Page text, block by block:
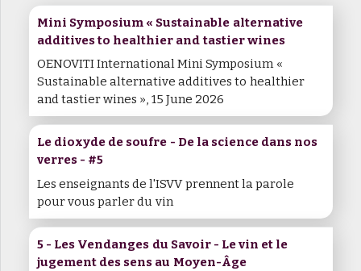
Mini Symposium « Sustainable alternative
additives to healthier and tastier wines
OENOVITI International Mini Symposium «
Sustainable alternative additives to healthier
and tastier wines », 15 June 2026
Le dioxyde de soufre - De la science dans nos
verres - #5
Les enseignants de l'ISVV prennent la parole
pour vous parler du vin
5 - Les Vendanges du Savoir - Le vin et le
jugement des sens au Moyen-Âge